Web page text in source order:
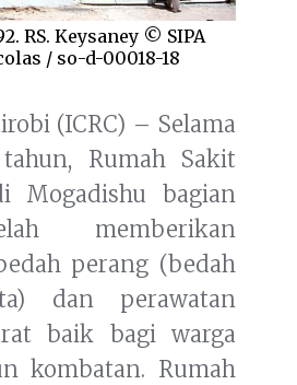
RS. Keysaney © SIPA
/ so-d-00018-18
(ICRC) – Selama
Rumah Sakit
Mogadishu bagian
memberikan
perang (bedah
dan perawatan
baik bagi warga
kombatan. Rumah